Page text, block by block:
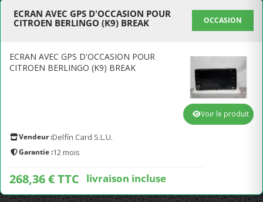
ECRAN AVEC GPS D'OCCASION POUR
CITROEN BERLINGO (K9) BREAK
OCCASION
ECRAN AVEC GPS D'OCCASION POUR
CITROEN BERLINGO (K9) BREAK
Vendeur :Delfín Card S.L.U.
Garantie :12 mois
268,36 € TTC livraison incluse
Voir le produit